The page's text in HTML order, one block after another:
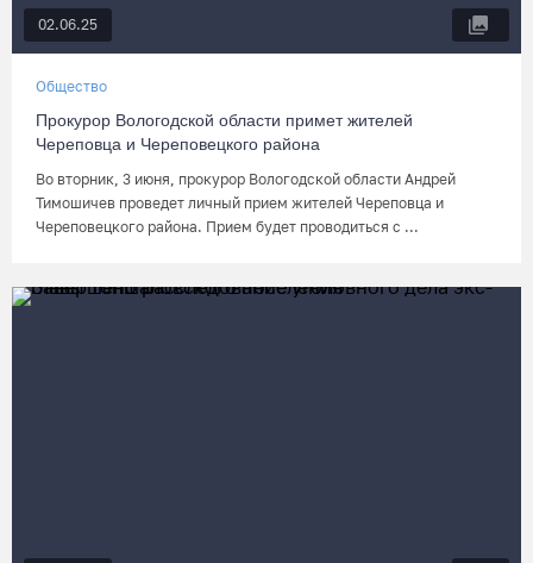
02.06.25
Общество
Прокурор Вологодской области примет жителей
Череповца и Череповецкого района
Во вторник, 3 июня, прокурор Вологодской области Андрей
Тимошичев проведет личный прием жителей Череповца и
Череповецкого района. Прием будет проводиться с ...